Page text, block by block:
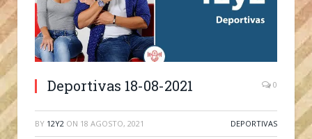
Deportivas 18-08-2021 0
BY 12Y2 ON 18 AGOSTO, 2021 DEPORTIVAS